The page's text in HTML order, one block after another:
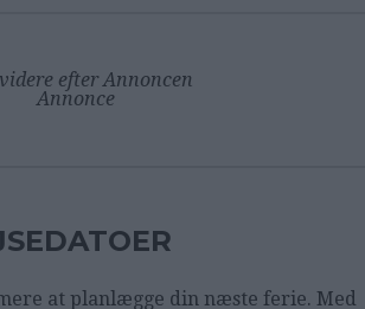
efter Annoncen
Annonce
at planlægge din næste ferie. Med